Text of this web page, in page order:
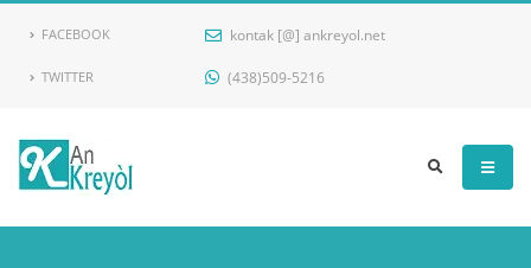
FACEBOOK
TWITTER
kontak [@] ankreyol.net
(438)509-5216
Ankreyol